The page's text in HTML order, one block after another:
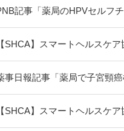
【SHCA】スマートヘルスケ
【SHCA】スマートヘルスケ